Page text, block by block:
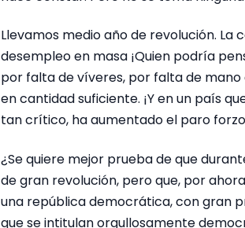
Llevamos medio año de revolución.
desempleo en masa ¡Quien podría
por falta de víveres, por falta de
en cantidad suficiente. ¡Y en un país
tan crítico, ha aumentado el paro
¿Se quiere mejor prueba de que
de gran revolución, pero que, por
una república democrática, con gran
que se intitulan orgullosamente